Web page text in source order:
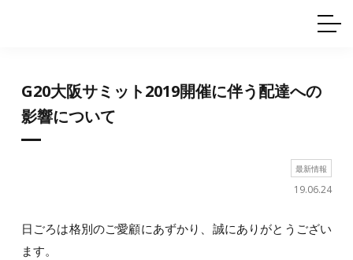
使用例
目的別一覧
シーン別一覧
技術サポート
G20大阪サミット2019開催に伴う配達への
影響について
最新情報
19.06.24
日ごろは格別のご愛顧にあずかり、誠にありがとうござい
ます。